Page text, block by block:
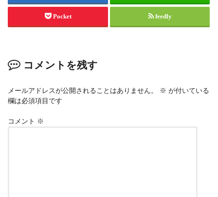
Pocket feedly
コメントを残す
メールアドレスが公開されることはありません。 ※ が付いている
欄は必須項目です
コメント ※